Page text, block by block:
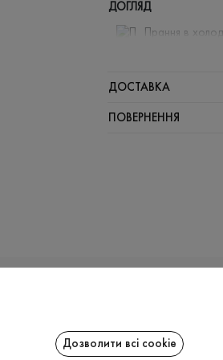
ДОГЛЯД
Прання в
Щадний
ДОСТАВКА
ПОВЕРНЕННЯ
Дозволити всі cookie